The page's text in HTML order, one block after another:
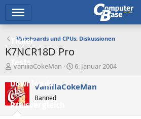
Ticker
Tests
Downloads
Preisvergleich
Mainboards und CPUs: Diskussionen
K7NCR18D Pro
E
s
t
e
VanillaCokeMan
E
s
6. Januar 2004
VanillaCokeMan
Banned